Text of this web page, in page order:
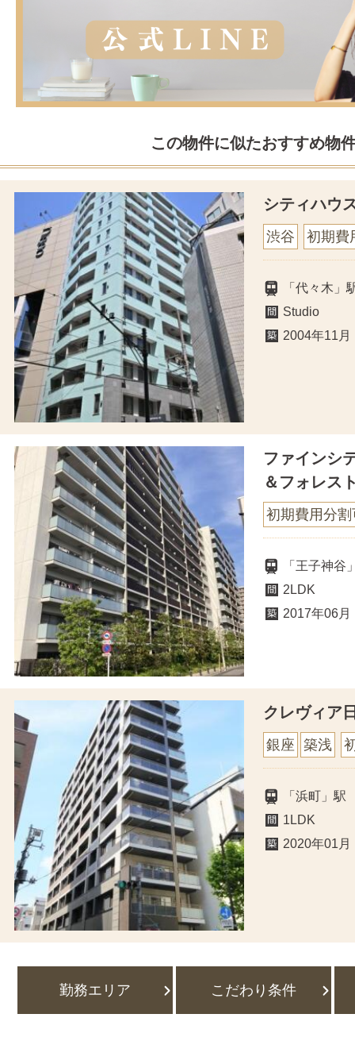
この物件に似たおすすめ物
シティハウ
渋谷 初期費
「代々木
Studio
2004年11月
ファインシ
＆フォレス
初期費用分割
「王子神
2LDK
2017年06月
クレヴィア
銀座 築浅
「浜町」
1LDK
2020年01月
勤務エリア こだわり条件